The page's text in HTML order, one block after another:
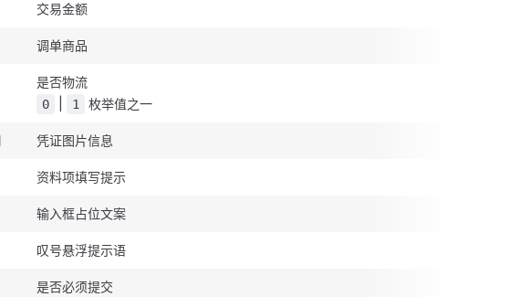
交易金额
调单商品
是否物流
0 1 枚举值之一
凭证图片信息
资料项填写提示
输入框占位文案
叹号悬浮提示语
是否必须提交